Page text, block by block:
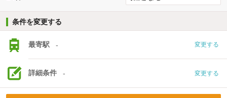
条件を変更する
最寄駅 - 変更する
詳細条件 - 変更する